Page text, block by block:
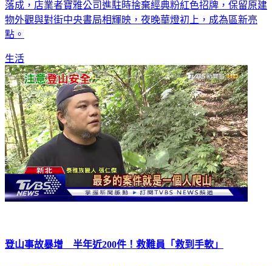
落成，店業者寶雅公司進駐時捨棄經典粉紅色招牌，保留原建
物外觀與對街中央書局相輝映，夜晚華燈初上，成為區新亮
點。
生活
登山事故暴增 半年近200件！救難員「救到手軟」